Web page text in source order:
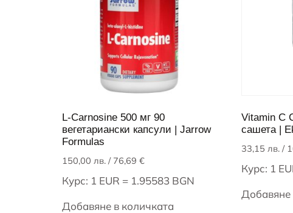
L-Carnosine 500 мг 90
вегетариански капсули | Jarrow
Formulas
150,00 лв. / 76,69 €
Курс: 1 EUR = 1.95583 BGN
Добавяне в количката
Vitamin C
сашета |
33,15 лв./
Курс: 1
Добавяне